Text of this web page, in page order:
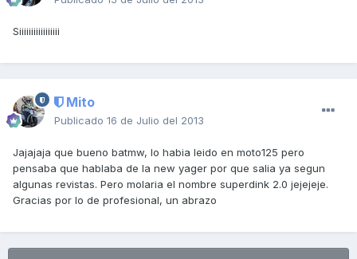
Siiiiiiiiiiiiiiiii
Mito
Publicado 16 de Julio del 2013
Jajajaja que bueno batmw, lo habia leido en moto125 pero
pensaba que hablaba de la new yager por que salia ya segun
algunas revistas. Pero molaria el nombre superdink 2.0 jejejeje.
Gracias por lo de profesional, un abrazo